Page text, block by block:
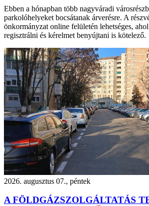
Ebben a hónapban több nagyváradi
parkolóhelyeket bocsátanak árverésre. A
önkormányzat online felületén lehetséges, ahol
regisztrálni és kérelmet benyújtani is kötelező.
2026. augusztus 07., péntek
A FÖLDGÁZSZOLGÁLTATÁS